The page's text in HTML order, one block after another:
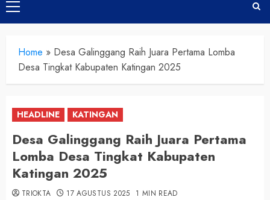
Primary
Menu
Home » Desa Galinggang Raih Juara Pertama Lomba
Desa Tingkat Kabupaten Katingan 2025
HEADLINE KATINGAN
Desa Galinggang Raih Juara Pertama
Lomba Desa Tingkat Kabupaten
Katingan 2025
TRIOKTA 17 AGUSTUS 2025 1 MIN READ